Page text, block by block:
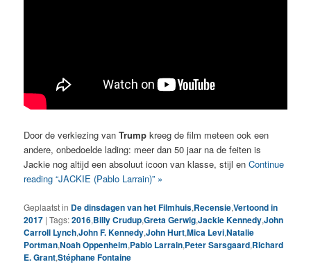
Door de verkiezing vanTrump kreeg de film meteen ook een
andere, onbedoelde lading: meer dan 50 jaar na de feiten is
Jackie nog altijd een absoluut icoon van klasse, stijl enContinue
reading “JACKIE (Pablo Larrain)” »
Geplaatst in De dinsdagen van het Filmhuis,Recensie,Vertoond in
2017 |Tags:2016,Billy Crudup,Greta Gerwig,Jackie Kennedy,John
Carroll Lynch,John F. Kennedy,John Hurt,Mica Levi,Natalie
Portman,Noah Oppenheim,Pablo Larrain,Peter Sarsgaard,Richard
E. Grant,Stéphane Fontaine